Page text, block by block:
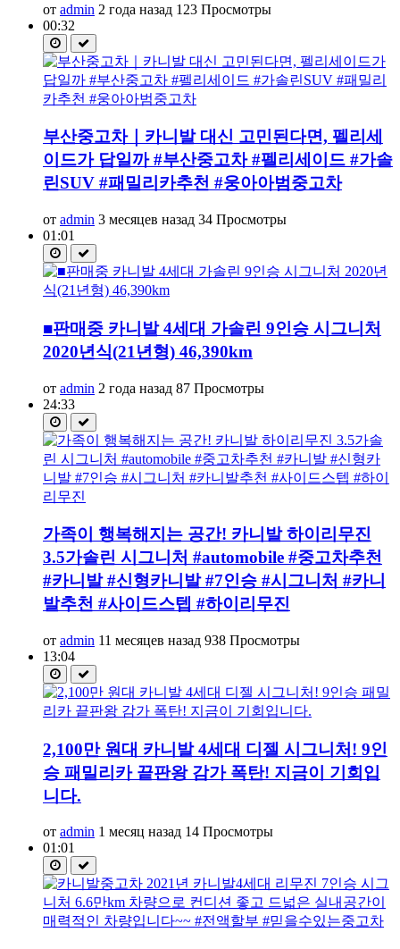
от admin 2 года назад 123 Просмотры
00:32
부산중고차｜카니발 대신 고민된다면, 펠리세
이드가 답일까 #부산중고차 #펠리세이드 #가솔
린SUV #패밀리카추천 #웅아아범중고차
от admin 3 месяцев назад 34 Просмотры
01:01
■판매중 카니발 4세대 가솔린 9인승 시그니처
2020년식(21년형) 46,390km
от admin 2 года назад 87 Просмотры
24:33
가족이 행복해지는 공간! 카니발 하이리무진
3.5가솔린 시그니처 #automobile #중고차추천
#카니발 #신형카니발 #7인승 #시그니처 #카니
발추천 #사이드스텝 #하이리무진
от admin 11 месяцев назад 938 Просмотры
13:04
2,100만 원대 카니발 4세대 디젤 시그니처! 9인
승 패밀리카 끝판왕 감가 폭탄! 지금이 기회입
니다.
от admin 1 месяц назад 14 Просмотры
01:01